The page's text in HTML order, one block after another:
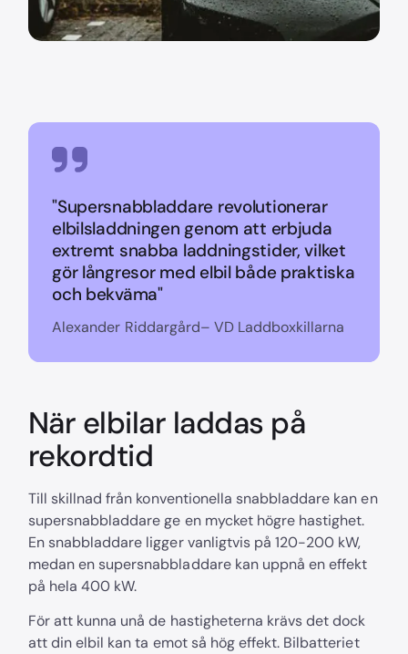
"Supersnabbladdare revolutionerar
elbilsladdningen genom att erbjuda
extremt snabba laddningstider, vilket
gör långresor med elbil både praktiska
och bekväma"
Alexander Riddargård– VD Laddboxkillarna
När elbilar laddas på
rekordtid
Till skillnad från konventionella snabbladdare kan en
supersnabbladdare ge en mycket högre hastighet.
En snabbladdare ligger vanligtvis på 120-200 kW,
medan en supersnabbladdare kan uppnå en effekt
på hela 400 kW.
För att kunna unå de hastigheterna krävs det dock
att din elbil kan ta emot så hög effekt. Bilbatteriet